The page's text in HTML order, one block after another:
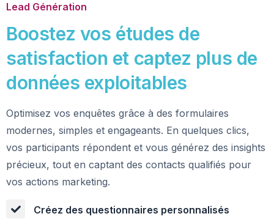
Lead Génération
Boostez vos études de
satisfaction et captez plus de
données exploitables
Optimisez vos enquêtes grâce à des formulaires
modernes, simples et engageants. En quelques clics,
vos participants répondent et vous générez des insights
précieux, tout en captant des contacts qualifiés pour
vos actions marketing.
Créez des questionnaires personnalisés